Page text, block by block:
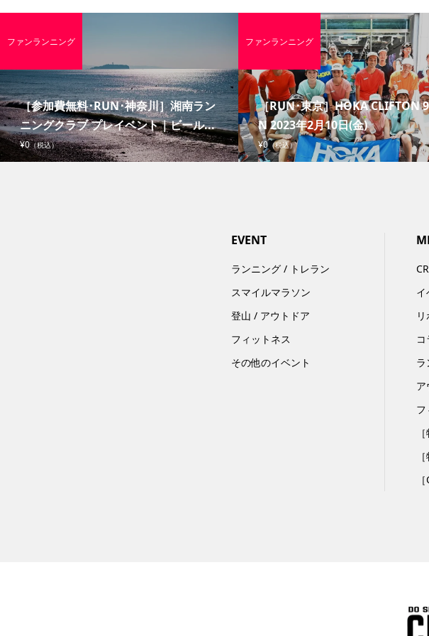
［参加費無料･RUN･神奈川］湘南ラン
ニングクラブ プレイベント｜ビール...
¥0（税込）
ファンランニング
［RUN･東京］HOKA CLIFTON
N 2023年2月10日(金)
¥0（税込）
ファンランニング
EVENT
ランニング / トレラン
スマイルマラソン
登山 / アウトドア
フィットネス
その他のイベント
イ
ラ
ア
フ